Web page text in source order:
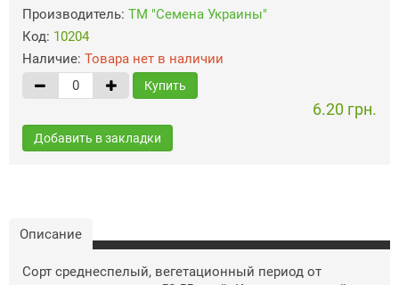
Производитель: ТМ "Семена Украины"
Код: 10204
Наличие: Товара нет в наличии
Купить
6.20 грн.
Добавить в закладки
Описание
Сорт среднеспелый, вегетационный период от